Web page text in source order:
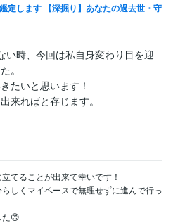
定します 【深掘り】あなたの過去世・守
い時、今回は私自身変わり目を迎
。
たいと思います！
来ればと存じます。
てることが出来て幸いです！
しくマイペースで無理せずに進んで行っ
た😊